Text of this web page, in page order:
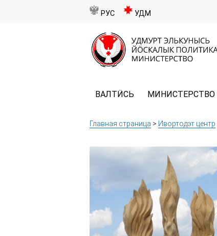
РУС УДМ
ВАЛТӤСЬ МИНИСТЕРСТВО
Главная страница > Ивортодэт центр